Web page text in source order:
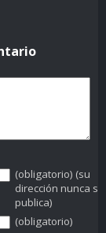
(obligatorio) (su
dirección nunca se
publica)
(obligatorio)